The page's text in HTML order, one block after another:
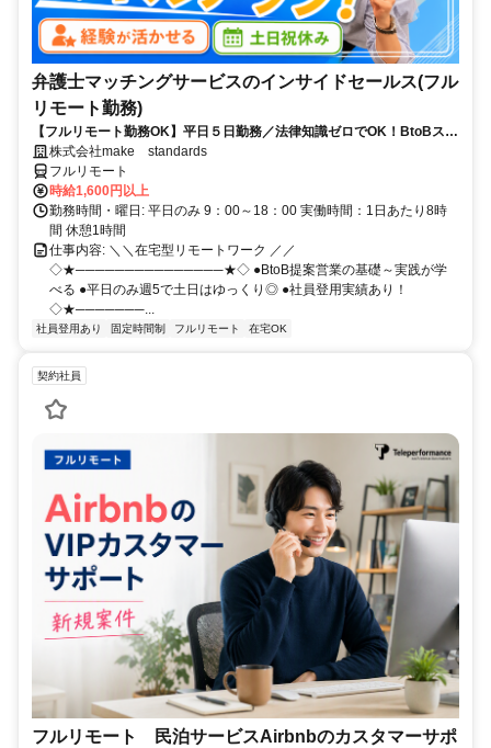
弁護士マッチングサービスのインサイドセールス(フル
リモート勤務)
【フルリモート勤務OK】平日５日勤務／法律知識ゼロでOK！BtoBスキ
ルが身につく営業職
株式会社make standards
フルリモート
時給1,600円以上
勤務時間・曜日: 平日のみ 9：00～18：00 実働時間：1日あたり8時
間 休憩1時間
仕事内容: ＼＼在宅型リモートワーク ／／
◇★───────────────★◇ ●BtoB提案営業の基礎～実践が学
べる ●平日のみ週5で土日はゆっくり◎ ●社員登用実績あり！
◇★───────...
社員登用あり 固定時間制 フルリモート 在宅OK
契約社員
フルリモート 民泊サービスAirbnbのカスタマーサポ